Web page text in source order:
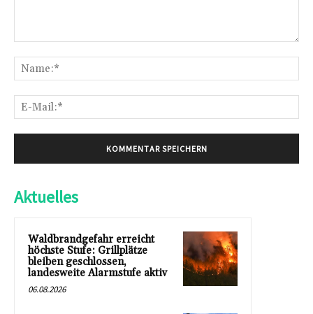
Aktuelles
Waldbrandgefahr erreicht
höchste Stufe: Grillplätze
bleiben geschlossen,
landesweite Alarmstufe aktiv
06.08.2026